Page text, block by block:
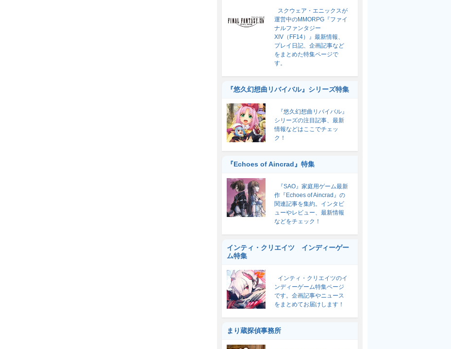
スクウェア・エニックスが
運営中のMMORPG『ファイ
ナルファンタジー
XIV（FF14）』最新情報、
プレイ日記、企画記事など
をまとめた特集ページで
す。
『悠久幻想曲リバイバル』シリーズ特集
『悠久幻想曲リバイバル』
シリーズの注目記事、最新
情報などはここでチェッ
ク！
『Echoes of Aincrad』特集
『SAO』家庭用ゲーム最新
作『Echoes of Aincrad』の
関連記事を集約。インタビ
ューやレビュー、最新情報
などをチェック！
インティ・クリエイツ インディーゲー
ム特集
インティ・クリエイツのイ
ンディーゲーム特集ページ
です。企画記事やニュース
をまとめてお届けします！
まり蔵探偵事務所